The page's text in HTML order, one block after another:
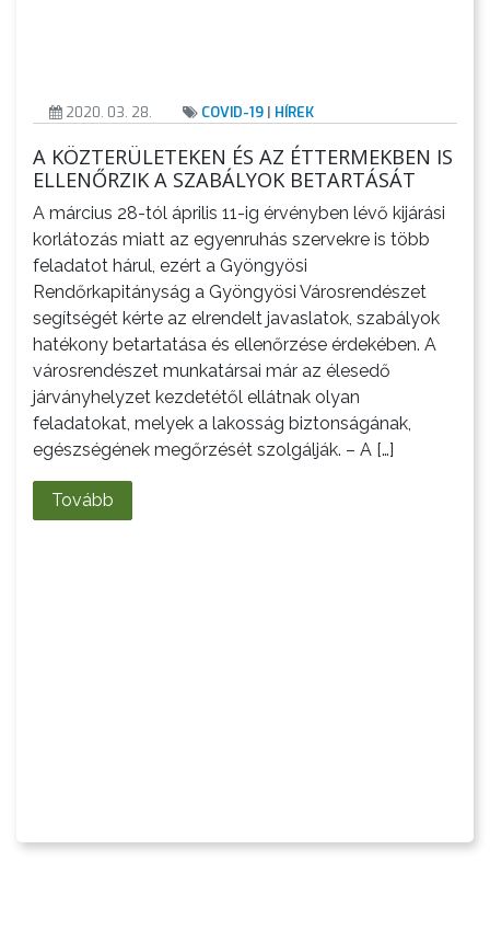
2020. 03. 28. COVID-19 | HÍREK
A KÖZTERÜLETEKEN ÉS AZ ÉTTERMEKBEN IS
ELLENŐRZIK A SZABÁLYOK BETARTÁSÁT
A március 28-tól április 11-ig érvényben lévő kijárási
korlátozás miatt az egyenruhás szervekre is több
feladatot hárul, ezért a Gyöngyösi
Rendőrkapitányság a Gyöngyösi Városrendészet
segítségét kérte az elrendelt javaslatok, szabályok
hatékony betartatása és ellenőrzése érdekében. A
városrendészet munkatársai már az élesedő
járványhelyzet kezdetétől ellátnak olyan
feladatokat, melyek a lakosság biztonságának,
egészségének megőrzését szolgálják. – A […]
Tovább